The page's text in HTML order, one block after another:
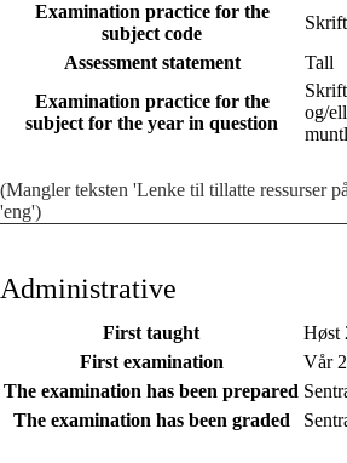
Examination practice for the
subject code
Assessment statement
Tall
Examination practice for the
subject for the year in question
og/
(Mangler teksten 'Lenke til tillatte ressurser
'eng')
Administrative
First taught
Høst
First examination
Vår
The examination has been prepared
The examination has been graded